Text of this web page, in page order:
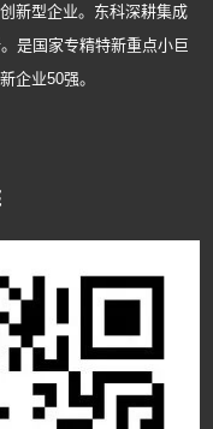
新型企业。东科深耕集成
是国家专精特新重点小巨
企业50强。